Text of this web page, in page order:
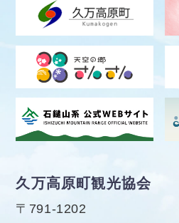
久万高原町観光協会
〒791-1202